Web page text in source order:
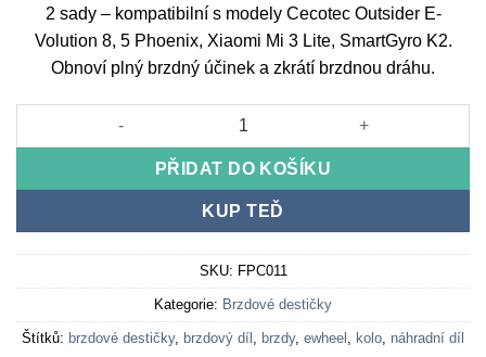
2 sady – kompatibilní s modely Cecotec Outsider E-
Volution 8, 5 Phoenix, Xiaomi Mi 3 Lite, SmartGyro K2.
Obnoví plný brzdný účinek a zkrátí brzdnou dráhu.
Brake Pad CT006-C ceramic pad [Ewheel] - 2 sets množství
PŘIDAT DO KOŠÍKU
KUP TEĎ
SKU: FPC011
Kategorie: Brzdové destičky
Štítků: brzdové destičky, brzdový díl , brzdy, ewheel , kolo, náhradní díl